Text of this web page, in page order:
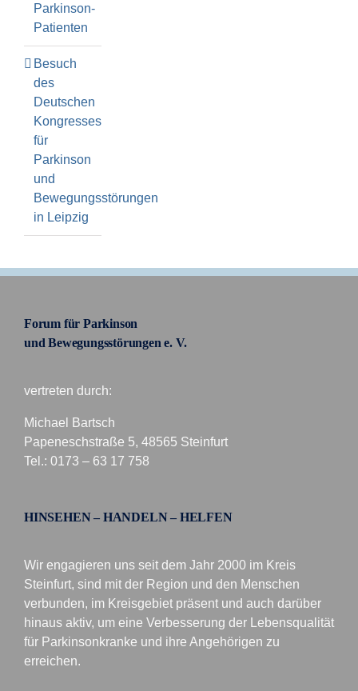
Parkinson-
Patienten
Besuch
des
Deutschen
Kongresses
für
Parkinson
und
Bewegungsstörungen
in Leipzig
Forum für Parkinson
und Bewegungsstörungen e. V.
vertreten durch:
Michael Bartsch
Papeneschstraße 5, 48565 Steinfurt
Tel.: 0173 – 63 17 758
HINSEHEN – HANDELN – HELFEN
Wir engagieren uns seit dem Jahr 2000 im Kreis
Steinfurt, sind mit der Region und den Menschen
verbunden, im Kreisgebiet präsent und auch darüber
hinaus aktiv, um eine Verbesserung der Lebensqualität
für Parkinsonkranke und ihre Angehörigen zu
erreichen.